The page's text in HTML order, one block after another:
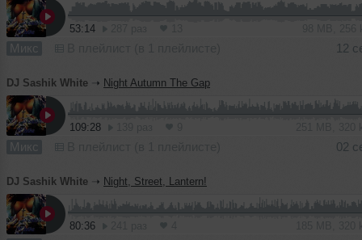
53:14
Микс 12
DJ Sashik White ➝ Night Autumn The Gap
109:28
Микс 02
DJ Sashik White ➝ Night, Street, Lantern!
80:36